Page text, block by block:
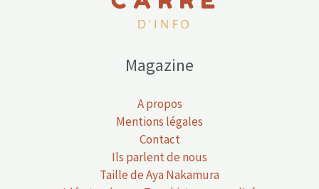
Magazine
A propos
Mentions légales
Contact
Ils parlent de nous
Taille de Aya Nakamura